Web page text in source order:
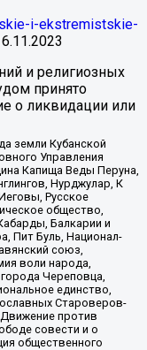
i-ekstremistskie-
и религиозных
принято
о ликвидации или
земли Кубанской
Управления
Капища Веды Перуна,
Нурджулар, К
Русское
общество,
Балкарии и
Пит Буль, Национал-
союз,
воли народа,
Череповца,
единство,
Староверов-
против
совести и о
общественного